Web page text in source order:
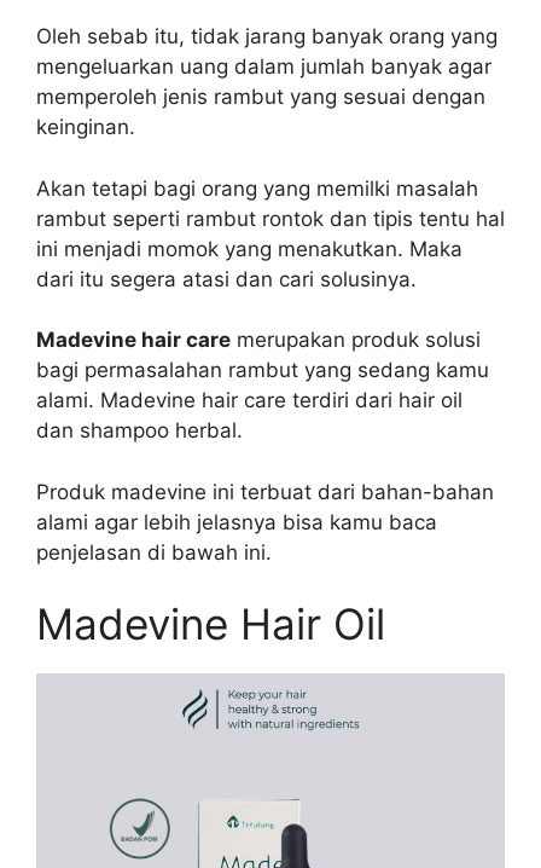
Oleh sebab itu, tidak jarang banyak orang yang
mengeluarkan uang dalam jumlah banyak agar
memperoleh jenis rambut yang sesuai dengan
keinginan.
Akan tetapi bagi orang yang memilki masalah
rambut seperti rambut rontok dan tipis tentu hal
ini menjadi momok yang menakutkan. Maka
dari itu segera atasi dan cari solusinya.
Madevine hair care merupakan produk solusi
bagi permasalahan rambut yang sedang kamu
alami. Madevine hair care terdiri dari hair oil
dan shampoo herbal.
Produk madevine ini terbuat dari bahan-bahan
alami agar lebih jelasnya bisa kamu baca
penjelasan di bawah ini.
Madevine Hair Oil